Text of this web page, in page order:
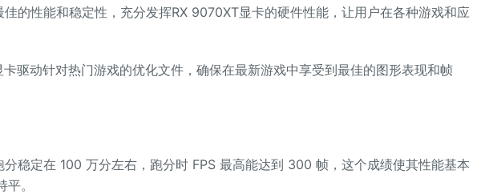
的性能和稳定性，充分发挥RX 9070XT显卡的硬件性能，让用户在各种游戏和应
动针对热门游戏的优化文件，确保在最新游戏中享受到最佳的图形表现和帧
定在 100 万分左右，跑分时 FPS 最高能达到 300 帧，这个成绩使其性能基本
。